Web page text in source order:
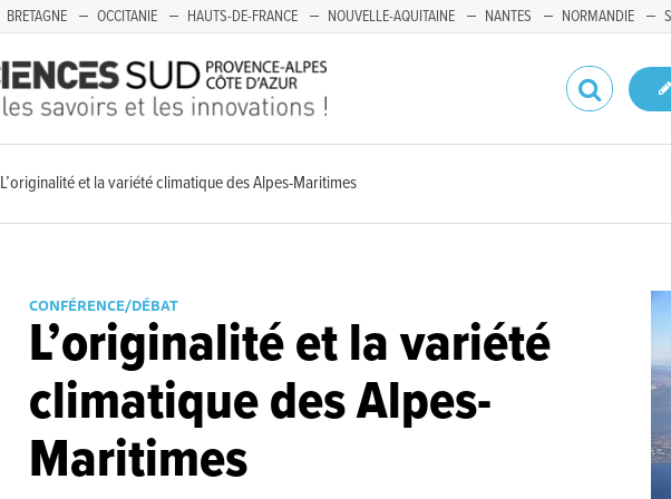
BRETAGNE OCCITANIE HAUTS-DE-FRANCE NOUVELLE-AQUITAINE NANTES NORMANDIE
L’originalité et la variété climatique des Alpes-Maritimes
CONFÉRENCE/DÉBAT
L’originalité et la variété
climatique des Alpes-
Maritimes